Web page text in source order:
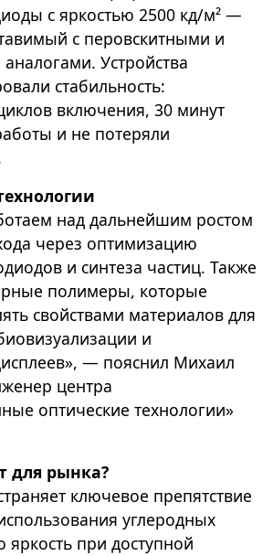
с яркостью 2500 кд/м² —
с перовскитными и
Устройства
стабильность:
включения, 30 минут
и не потеряли
над дальнейшим ростом
через оптимизацию
и синтеза частиц. Также
полимеры, которые
свойствами материалов для
и
— пояснил Михаил
центра
оптические технологии»
для рынка?
ключевое препятствие
углеродных
при доступной